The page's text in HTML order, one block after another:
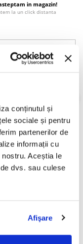
conținutul și
sociale și pentru
partenerilor de
informații cu
Aceștia le
dvs. sau culese
Afişare
in magazin!
la un click distanta
(40) – Fata Visurilor